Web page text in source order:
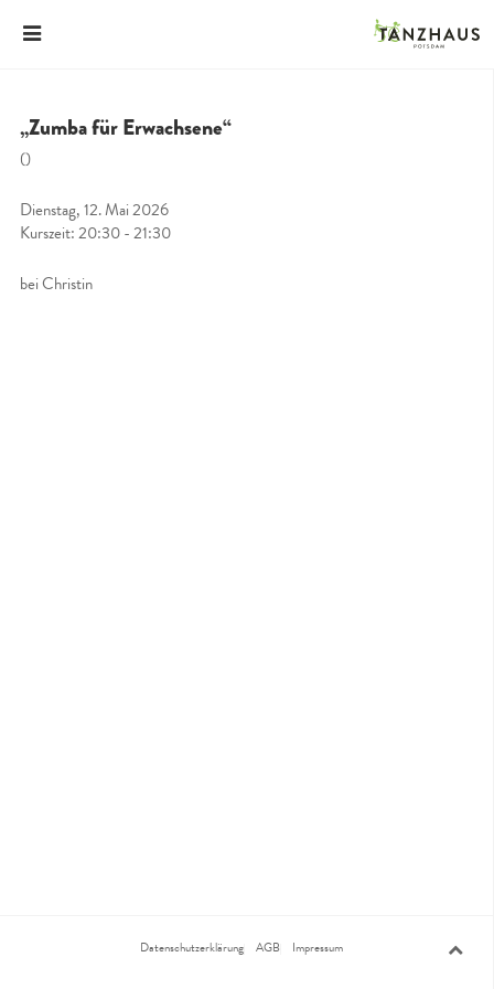
„Zumba für Erwachsene“
()
Dienstag, 12. Mai 2026
Kurszeit: 20:30 - 21:30
bei Christin
Datenschutzerklärung AGB Impressum